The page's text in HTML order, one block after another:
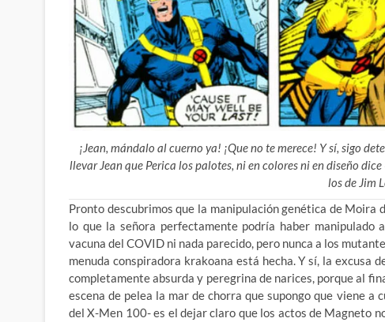
¡Jean, mándalo al cuerno ya! ¡Que no te merece! Y sí, sigo
llevar Jean que Perica los palotes, ni en colores ni en diseño
los de Jim
Pronto descubrimos que la manipulación genética de Moira
lo que la señora perfectamente podría haber
vacuna del COVID ni nada parecido, pero nunca a los
menuda conspiradora krakoana está hecha. Y sí, la excusa
completamente absurda y peregrina de narices, porque al
escena de pelea la mar de chorra que supongo que viene a
del X-Men 100- es el dejar claro que los actos de Magneto